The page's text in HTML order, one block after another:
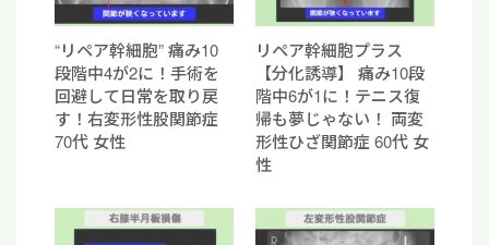
“リペア幹細胞” 痛み10
段階中4が2に！手術を
回避して日常を取り戻
す！右変形性股関節症
70代 女性
リペア幹細胞プラス
【分化誘導】 痛み10段
階中6が1に！テニス復
帰も夢じゃない！ 両変
形性ひざ関節症 60代 女
性